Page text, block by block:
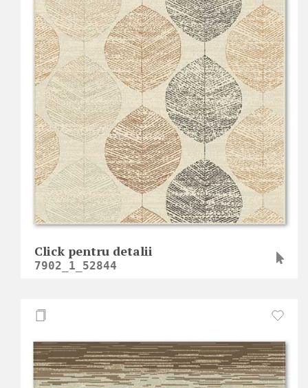
Click pentru detalii
7902_1_52844